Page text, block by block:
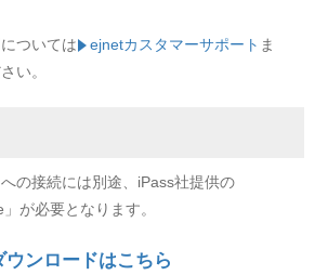
ついては ejnetカスタマーサポート ま
い。
の接続には別途、iPass社提供の
が必要となります。
ウンロードはこちら